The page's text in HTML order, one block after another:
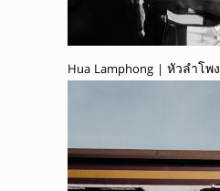
Hua Lamphong | หัวลำโพง